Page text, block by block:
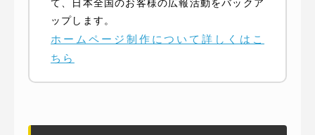
て、日本全国のお客様の広報活動をバックア
ップします。
ホームページ制作について詳しくはこ
ちら